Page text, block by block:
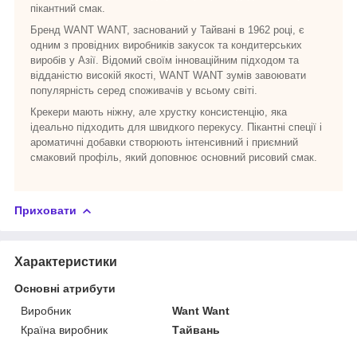
пікантний смак.
Бренд WANT WANT, заснований у Тайвані в 1962 році, є
одним з провідних виробників закусок та кондитерських
виробів у Азії. Відомий своїм інноваційним підходом та
відданістю високій якості, WANT WANT зумів завоювати
популярність серед споживачів у всьому світі.
Крекери мають ніжну, але хрустку консистенцію, яка
ідеально підходить для швидкого перекусу. Пікантні спеції і
ароматичні добавки створюють інтенсивний і приємний
смаковий профіль, який доповнює основний рисовий смак.
Приховати
Характеристики
Основні атрибути
Виробник
Want Want
Країна виробник
Тайвань